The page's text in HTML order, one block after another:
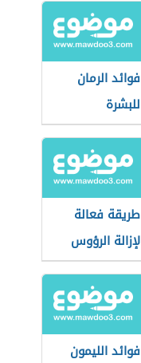
فوائد الرمان
للبشرة
طريقة فعالة
لإزالة الرؤوس
السوداء على
الأنف
فوائد الليمون